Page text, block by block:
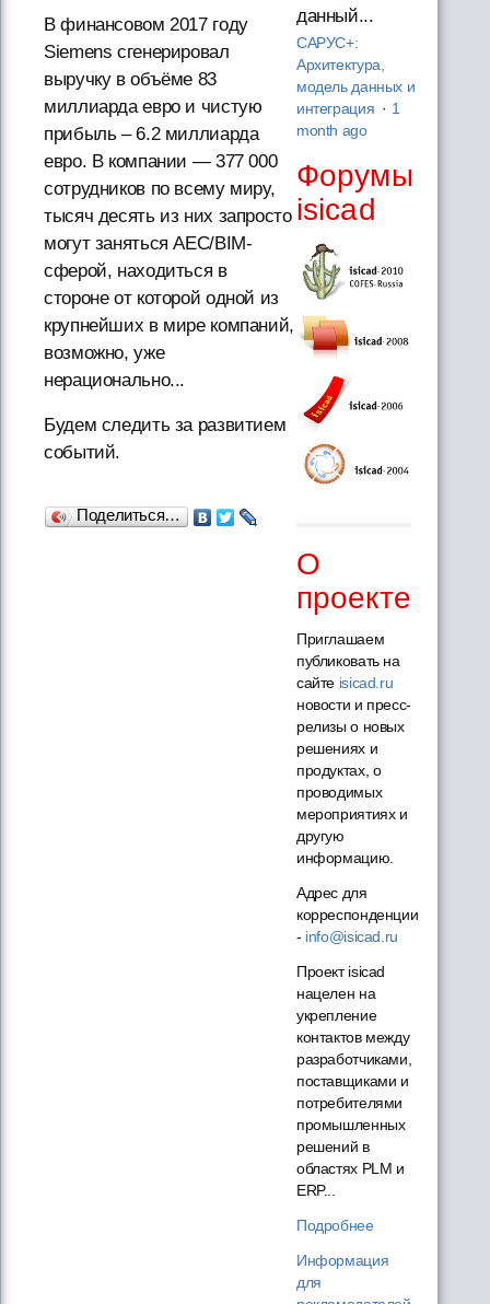
В финансовом 2017 году
Siemens сгенерировал
выручку в объёме 83
миллиарда евро и чистую
прибыль – 6.2 миллиарда
евро. В компании — 377 000
сотрудников по всему миру,
тысяч десять из них запросто
могут заняться AEC/BIM-
сферой, находиться в
стороне от которой одной из
крупнейших в мире компаний,
возможно, уже
нерационально...
Будем следить за развитием
событий.
Поделиться…
данный...
САРУС+:
Архитектура,
модель данных и
интеграция · 1
month ago
Форумы
isicad
О
проекте
Приглашаем
публиковать на
сайте isicad.ru
новости и пресс-
релизы о новых
решениях и
продуктах, о
проводимых
мероприятиях и
другую
информацию.
Адрес для
корреспонденции
- info@isicad.ru
Проект isicad
нацелен на
укрепление
контактов между
разработчиками,
поставщиками и
потребителями
промышленных
решений в
областях PLM и
ERP...
Подробнее
Информация
для